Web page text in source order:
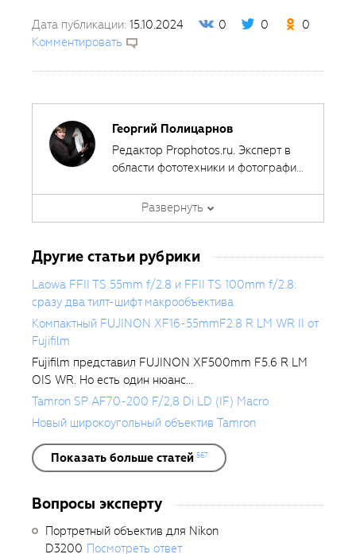
Дата публикации: 15.10.2024 0 0
0
Комментировать
Георгий Полицарнов
Редактор Prophotos.ru. Эксперт в
области фототехники и фотографии,
фотооборудования с 2007 года.
Является автором ряда обучающих
Развернуть
Другие статьи рубрики
Laowa FFII TS 55mm f/2.8 и FFII TS 100mm f/2.8:
сразу два тилт-шифт макрообъектива
Компактный FUJINON XF16-55mmF2.8 R LM WR II от
Fujifilm
Fujifilm представил FUJINON XF500mm F5.6 R LM
OIS WR. Но есть один нюанс...
Tamron SP AF70-200 F/2,8 Di LD (IF) Macro
Новый широкоугольный объектив Tamron
Показать больше статей 567
Вопросы эксперту
Портретный объектив для Nikon
D3200 Посмотреть ответ